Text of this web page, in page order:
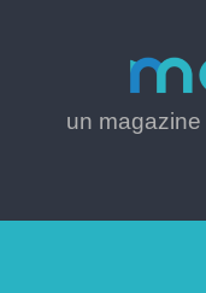
un magazine